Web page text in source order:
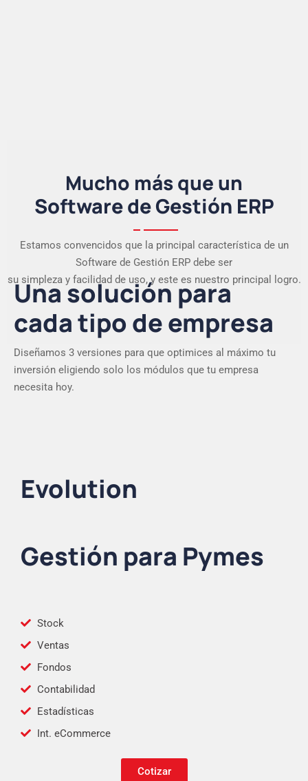
Mucho más que un
Software de Gestión ERP
Estamos convencidos que la principal característica de un
Software de Gestión ERP debe ser
su simpleza y facilidad de uso, y este es nuestro principal logro.
Una solución para
cada tipo de empresa
Diseñamos 3 versiones para que optimices al máximo tu
inversión eligiendo solo los módulos que tu empresa
necesita hoy.
Evolution
Gestión para Pymes
Stock
Ventas
Fondos
Contabilidad
Estadísticas
Int. eCommerce
Cotizar